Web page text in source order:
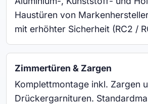
Haustüren von
mit erhöhter Sicherheit (RC2 /
Zimmertüren & Zargen
Komplettmontage inkl. Zargen
Drückergarnituren.